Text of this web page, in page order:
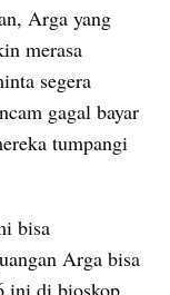
Arga yang
merasa
segera
gagal bayar
tumpangi
bisa
Arga bisa
ini di bioskop.